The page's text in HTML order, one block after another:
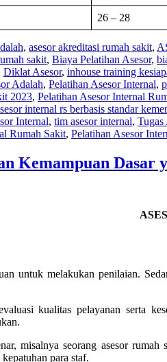
26 – 28
, asesor akreditasi rumah sakit,
sakit, Biaya Pelatihan Asesor,
Diklat Asesor, inhouse training
Adalah, Pelatihan Asesor Internal,
2023, Pelatihan Asesor Internal
internal rs berbasis standar
Internal, tim asesor internal, Tugas
Rumah Sakit, Pelatihan Asesor
Kemampuan Dasar
untuk melakukan penilaian.
kualitas pelayanan serta
misalnya seorang asesor
para staf.